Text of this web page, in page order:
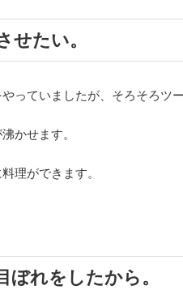
せたい。
っていましたが、そろそろツ
かせます。
理ができます。
ぼれをしたから。